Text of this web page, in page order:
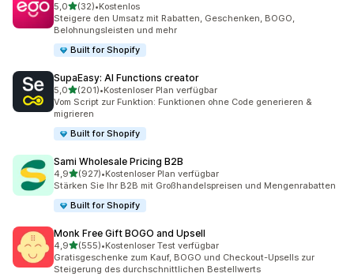
5,0von 5 Sternen
(32)
32 Rezensionen insgesamt
•Kostenlos
Steigere den Umsatz mit Rabatten, Geschenken, BOGO,
Belohnungsleisten und mehr
Built for Shopify
SupaEasy: AI Functions creator
5,0von 5 Sternen
(201)
201 Rezensionen insgesamt
•Kostenloser Plan verfügbar
Vom Script zur Funktion: Funktionen ohne Code generieren &
migrieren
Built for Shopify
Sami Wholesale Pricing B2B
4,9von 5 Sternen
(927)
927 Rezensionen insgesamt
•Kostenloser Plan verfügbar
Stärken Sie Ihr B2B mit Großhandelspreisen und Mengenrabatten
Built for Shopify
Monk Free Gift BOGO and Upsell
4,9von 5 Sternen
(555)
555 Rezensionen insgesamt
•Kostenloser Test verfügbar
Gratisgeschenke zum Kauf, BOGO und Checkout-Upsells zur
Steigerung des durchschnittlichen Bestellwerts